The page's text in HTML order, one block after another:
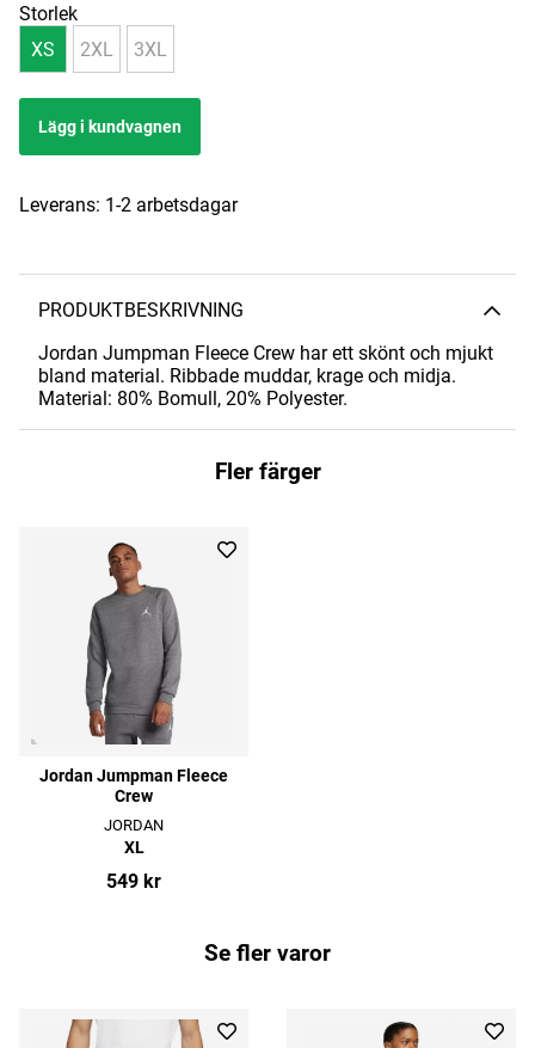
Storlek
XS
2XL 3XL
Lägg i kundvagnen
Leverans: 1-2 arbetsdagar
PRODUKTBESKRIVNING
Jordan Jumpman Fleece Crew har ett skönt och mjukt
bland material. Ribbade muddar, krage och midja.
Material: 80% Bomull, 20% Polyester.
Fler färger
Jordan Jumpman Fleece
Crew
JORDAN
XL
549 kr
Se fler varor